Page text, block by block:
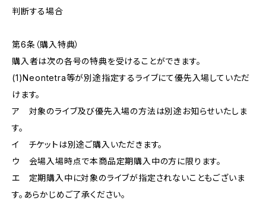
判断する場合
第6条（購入特典）
購入者は次の各号の特典を受けることができます。
(1)Neontetra等が別途指定するライブにて優先入場していただ
けます。
ア 対象のライブ及び優先入場の方法は別途お知らせいたしま
す。
イ チケットは別途ご購入いただきます。
ウ 会場入場時点で本商品定期購入中の方に限ります。
エ 定期購入中に対象のライブが指定されないこともございま
す。あらかじめご了承ください。